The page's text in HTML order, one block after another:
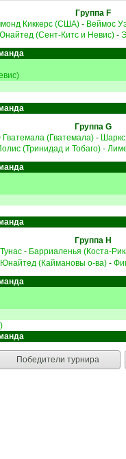
Группа F
Киккерс (США)- Веймос
(Сент-Китс и Невис)-
Группа G
(Гватемала)- Шаркс
(Тринидад и Тобаго) -
Группа H
- Барриаленья (Коста-
(Каймановы о-ва) -
Победители турнира